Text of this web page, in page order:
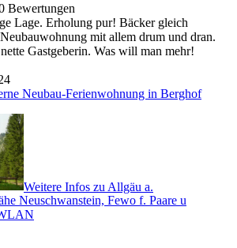
Bewertungen
Lage. Erholung pur! Bäcker gleich
mit allem drum und dran.
Gastgeberin. Was will man mehr!
Neubau-Ferienwohnung in Berghof
Weitere Infos zu Allgäu a.
Neuschwanstein, Fewo f. Paare u